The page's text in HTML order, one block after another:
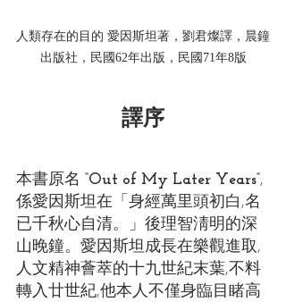
人類存在的目的 愛因斯坦著，劉君燦譯，晨鐘
出版社，民國62年出版，民國71年8版
譯序
本書原名 “Out of My Later Years”,
係愛因斯坦在「身經萬里頭初白,名
已千秋心自清。」後理智淸明的深
山晚鐘。愛因斯坦成長在樂觀進取,
人文精神薈萃的十九世紀末葉,不料
轉入廿世紀,他本人不僅身臨目睹高